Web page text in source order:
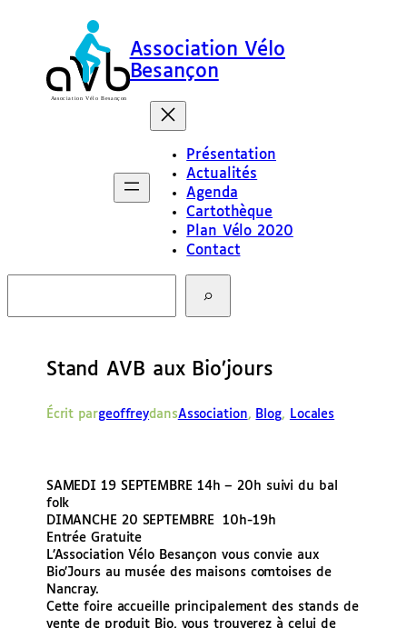
Association Vélo
Besançon
Présentation
Actualités
Agenda
Cartothèque
Plan Vélo 2020
Contact
c
Stand AVB aux Bio’jours
Écrit pargeoffreydansAssociation, Blog, Locales
SAMEDI 19 SEPTEMBRE 14h – 20h suivi du bal
folk
DIMANCHE 20 SEPTEMBRE 10h-19h
Entrée Gratuite
L’Association Vélo Besançon vous convie aux
Bio’Jours au musée des maisons comtoises de
Nancray.
Cette foire accueille principalement des stands de
vente de produit Bio, vous trouverez à celui de